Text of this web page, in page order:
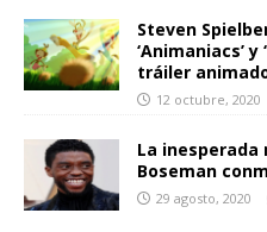
Steven
‘Animaniacs’ y
tráiler
12 octubre, 2020
La inesperada
Boseman
29 agosto, 2020